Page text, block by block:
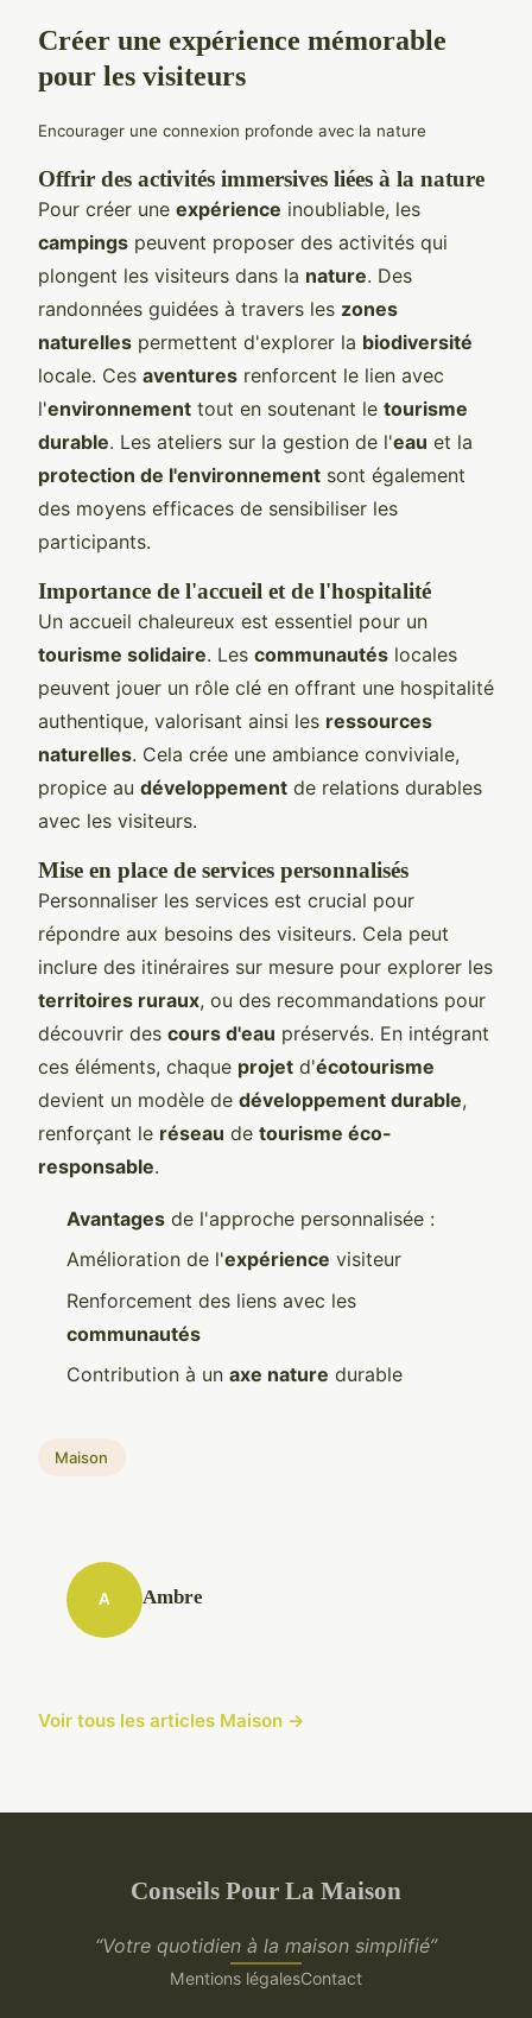
Créer une expérience mémorable
pour les visiteurs
Encourager une connexion profonde avec la nature
Offrir des activités immersives liées à la nature
Pour créer une expérience inoubliable, les
campings peuvent proposer des activités qui
plongent les visiteurs dans la nature. Des
randonnées guidées à travers les zones
naturelles permettent d'explorer la biodiversité
locale. Ces aventures renforcent le lien avec
l'environnement tout en soutenant le tourisme
durable. Les ateliers sur la gestion de l'eau et la
protection de l'environnement sont également
des moyens efficaces de sensibiliser les
participants.
Importance de l'accueil et de l'hospitalité
Un accueil chaleureux est essentiel pour un
tourisme solidaire. Les communautés locales
peuvent jouer un rôle clé en offrant une hospitalité
authentique, valorisant ainsi les ressources
naturelles. Cela crée une ambiance conviviale,
propice au développement de relations durables
avec les visiteurs.
Mise en place de services personnalisés
Personnaliser les services est crucial pour
répondre aux besoins des visiteurs. Cela peut
inclure des itinéraires sur mesure pour explorer les
territoires ruraux, ou des recommandations pour
découvrir des cours d'eau préservés. En intégrant
ces éléments, chaque projet d'écotourisme
devient un modèle de développement durable,
renforçant le réseau de tourisme éco-
responsable.
Avantages de l'approche personnalisée :
Amélioration de l'expérience visiteur
Renforcement des liens avec les
communautés
Contribution à un axe nature durable
Maison
A Ambre
Voir tous les articles Maison →
Conseils Pour La Maison
“Votre quotidien à la maison simplifié”
Mentions légalesContact